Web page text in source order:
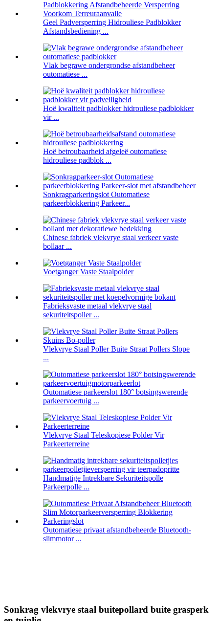
Geel Padversperring Hidrouliese Padblokker
Afstandsbediening ...
Vlak begrawe ondergrondse afstandbeheer
outomatiese ...
Hoë kwaliteit padblokker hidrouliese padblokker
vir ...
Hoë betroubaarheid afgeleë outomatiese
hidrouliese padblok ...
Sonkragparkeringslot Outomatiese
parkeerblokkering Parkeer...
Chinese fabriek vlekvrye staal verkeer vaste
bollaar ...
Voetganger Vaste Staalpolder
Fabrieksvaste metaal vlekvrye staal
sekuriteitspoller ...
Vlekvrye Staal Poller Buite Straat Pollers Slope
...
Outomatiese parkeerslot 180° botsingswerende
parkeervoertuig ...
Vlekvrye Staal Teleskopiese Polder Vir
Parkeerterreine
Handmatige Intrekbare Sekuriteitspolle
Parkeerpolle ...
Outomatiese privaat afstandbeheerde Bluetooth-
slimmotor ...
Sonkrag vlekvrye staal buitepollard buite grasperk